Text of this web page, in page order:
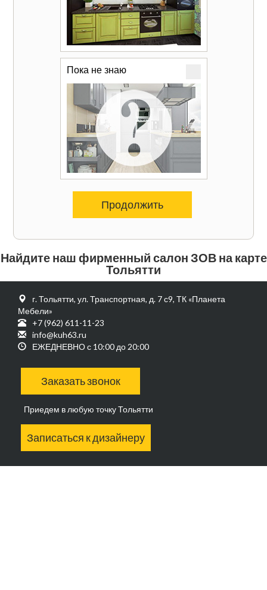
Пока не знаю
Продолжить
Найдите наш фирменный салон ЗОВ на карте
Тольятти
г. Тольятти, ул. Транспортная, д. 7 с9, ТК «Планета
Мебели»
+7 (962) 611-11-23
info@kuh63.ru
ЕЖЕДНЕВНО с 10:00 до 20:00
Заказать звонок
Приедем в любую точку Тольятти
Записаться к дизайнеру